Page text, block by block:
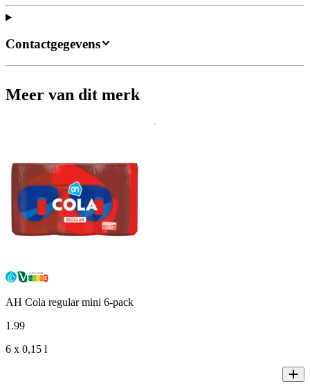
Contactgegevens
Meer van dit merk
AH Cola regular mini 6-pack
1 .99
6 x 0,15 l